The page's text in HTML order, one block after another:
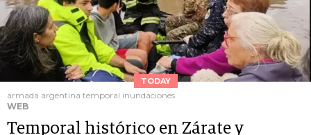
TODAY
armada argentina temporal inundaciones
WEB
Temporal histórico en Zárate y